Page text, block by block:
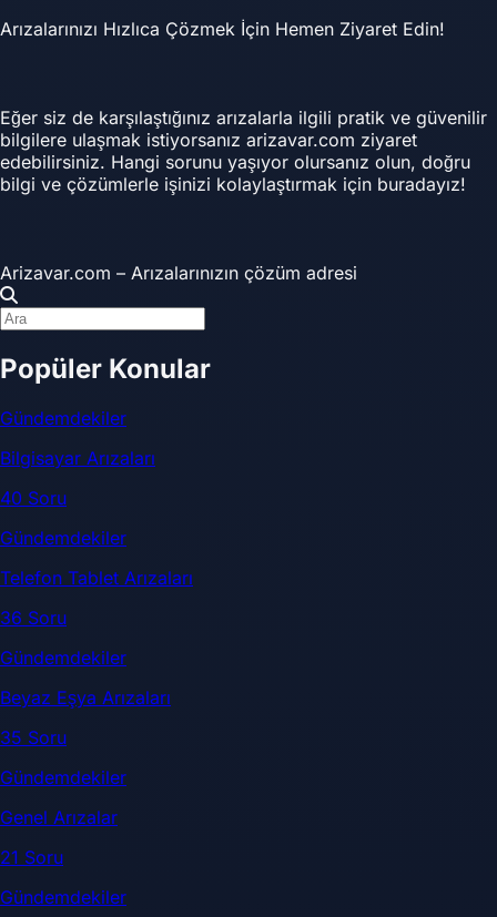
Arızalarınızı Hızlıca Çözmek İçin Hemen Ziyaret Edin!
Eğer siz de karşılaştığınız arızalarla ilgili pratik ve güvenilir
bilgilere ulaşmak istiyorsanız arizavar.com ziyaret
edebilirsiniz. Hangi sorunu yaşıyor olursanız olun, doğru
bilgi ve çözümlerle işinizi kolaylaştırmak için buradayız!
Arizavar.com – Arızalarınızın çözüm adresi
Popüler Konular
Gündemdekiler
Bilgisayar Arızaları
40 Soru
Gündemdekiler
Telefon Tablet Arızaları
36 Soru
Gündemdekiler
Beyaz Eşya Arızaları
35 Soru
Gündemdekiler
Genel Arızalar
21 Soru
Gündemdekiler